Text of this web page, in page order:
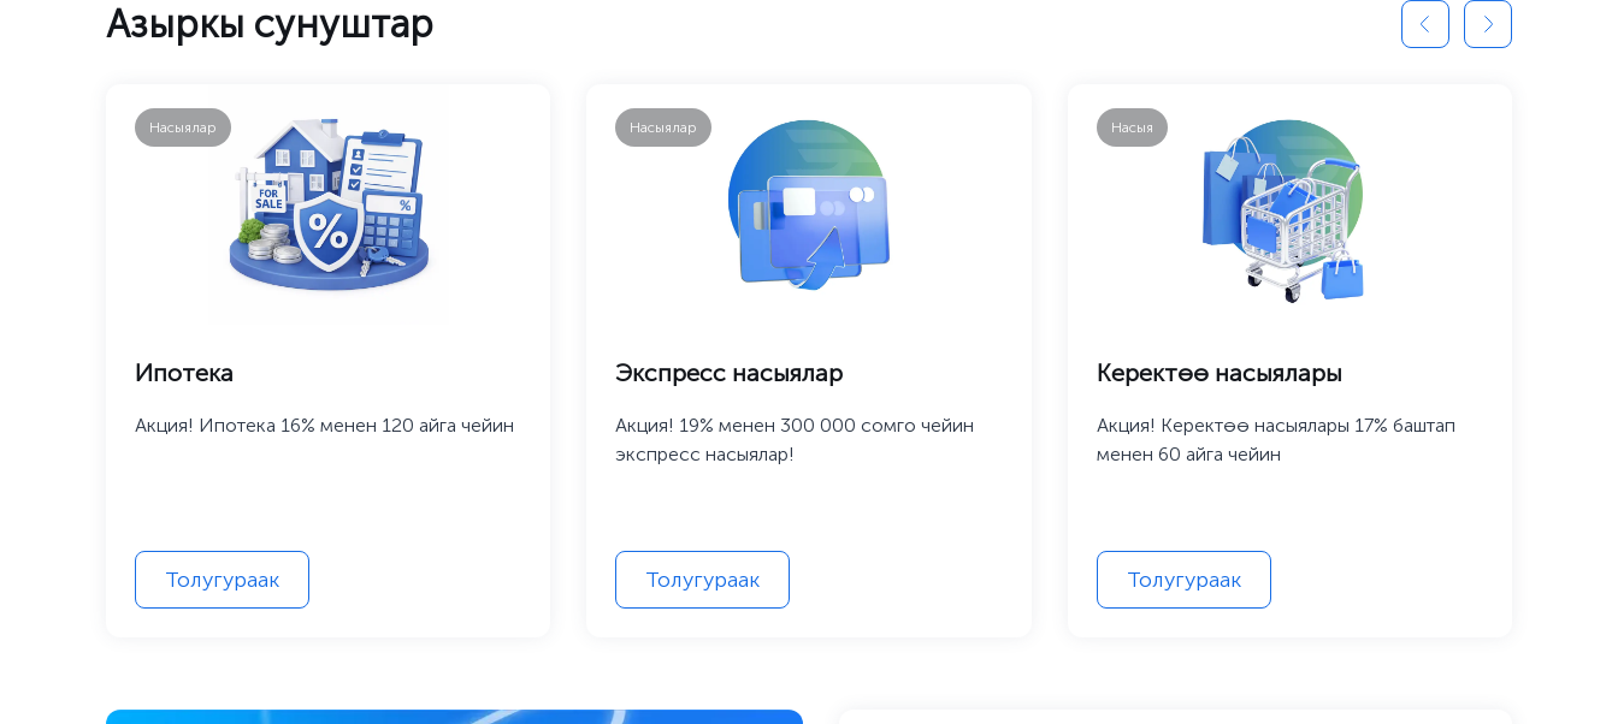
Азыркы сунуштар
Насыялар
Ипотека
Акция! Ипотека 16% менен 120 айга чейин
Толугураак
Насыялар
Экспресс насыялар
Акция! 19% менен 300 000 сомго чейин
экспресс насыялар!
Толугураак
Насыя
Керектөө насыялары
Акция! Керектөө насыялары 17% баштап
менен 60 айга чейин
Толугураак